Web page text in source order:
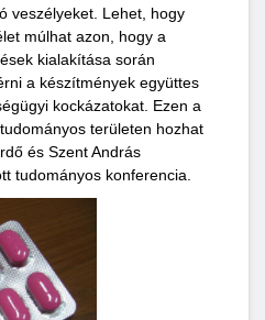
veszélyeket. Lehet, hogy
múlhat azon, hogy a
kialakítása során
a készítmények együttes
kockázatokat. Ezen a
területen hozhat
és Szent András
tudományos konferencia.